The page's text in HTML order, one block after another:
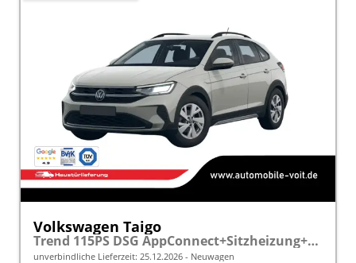
Volkswagen Taigo
Trend 115PS DSG AppConnect+Sitzheizung+PDC+Alu16+LED+DAB+FrontAssist
unverbindliche Lieferzeit: 25.12.2026 Neuwagen